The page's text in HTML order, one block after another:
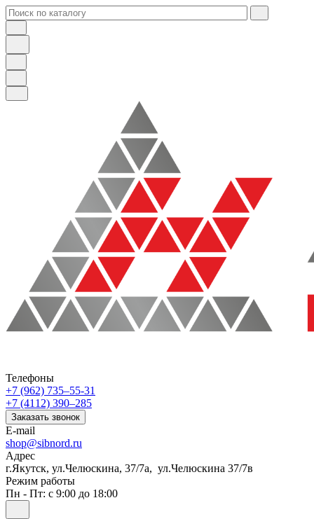
Телефоны
+7 (962) 735‒55-31
+7 (4112) 390‒285
Заказать звонок
E-mail
shop@sibnord.ru
Адрес
​г.Якутск, ул.Челюскина, 37/7а, ул.Челюскина 37/7в
Режим работы
Пн - Пт: с 9:00 до 18:00